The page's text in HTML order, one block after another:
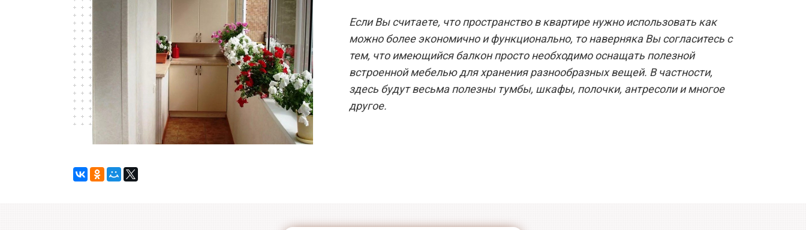
Если Вы считаете, что пространство в квартире нужно использовать как
можно более экономично и функционально, то наверняка Вы согласитесь с
тем, что имеющийся балкон просто необходимо оснащать полезной
встроенной мебелью для хранения разнообразных вещей. В частности,
здесь будут весьма полезны тумбы, шкафы, полочки, антресоли и многое
другое.